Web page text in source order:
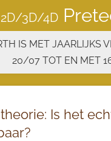
2D/3D/4D
IS MET JAARLIJKS
20/07 TOT EN MET
Is het